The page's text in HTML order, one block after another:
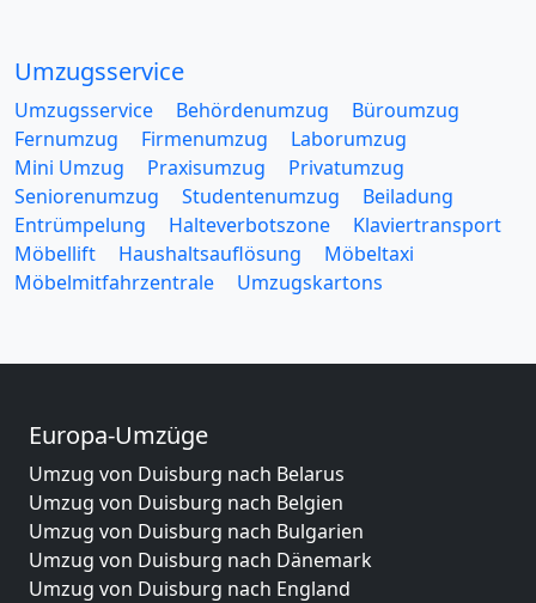
Umzugsservice
Umzugsservice Behördenumzug
Büroumzug
Fernumzug
Firmenumzug
Laborumzug
Mini Umzug
Praxisumzug
Privatumzug
Seniorenumzug
Studentenumzug
Beiladung
Entrümpelung
Halteverbotszone
Klaviertransport
Möbellift
Haushaltsauflösung
Möbeltaxi
Möbelmitfahrzentrale
Umzugskartons
Europa-Umzüge
Umzug von Duisburg nach Belarus
Umzug von Duisburg nach Belgien
Umzug von Duisburg nach Bulgarien
Umzug von Duisburg nach Dänemark
Umzug von Duisburg nach England